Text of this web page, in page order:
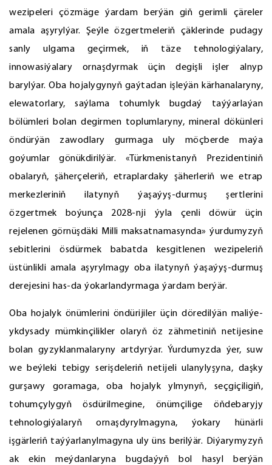
wezipeleri çözmäge ýardam berýän giň gerimli çäreler
amala aşyrylýar. Şeýle özgertmeleriň çäklerinde pudagy
sanly ulgama geçirmek, iň täze tehnologiýalary,
innowasiýalary ornaşdyrmak üçin degişli işler alnyp
barylýar. Oba hojalygynyň gaýtadan işleýän kärhanalaryny,
elewatorlary, saýlama tohumlyk bugdaý taýýarlaýan
bölümleri bolan degirmen toplumlaryny, mineral dökünleri
öndürýän zawodlary gurmaga uly möçberde maýa
goýumlar gönükdirilýär. «Türkmenistanyň Prezidentiniň
obalaryň, şäherçeleriň, etraplardaky şäherleriň we etrap
merkezleriniň ilatynyň ýaşaýyş-durmuş şertlerini
özgertmek boýunça 2028-nji ýyla çenli döwür üçin
rejelenen görnüşdäki Milli maksatnamasynda» ýurdumyzyň
sebitlerini ösdürmek babatda kesgitlenen wezipeleriň
üstünlikli amala aşyrylmagy oba ilatynyň ýaşaýyş-durmuş
derejesini has-da ýokarlandyrmaga ýardam berýär.
Oba hojalyk önümlerini öndürijiler üçin döredilýän maliýe-
ykdysady mümkinçilikler olaryň öz zähmetiniň netijesine
bolan gyzyklanmalaryny artdyrýar. Ýurdumyzda ýer, suw
we beýleki tebigy serişdeleriň netijeli ulanylyşyna, daşky
gurşawy goramaga, oba hojalyk ylmynyň, seçgiçiligiň,
tohumçylygyň ösdürilmegine, önümçilige öňdebaryjy
tehnologiýalaryň ornaşdyrylmagyna, ýokary hünärli
işgärleriň taýýarlanylmagyna uly üns berilýär. Diýarymyzyň
ak ekin meýdanlaryna bugdaýyň bol hasyl berýän